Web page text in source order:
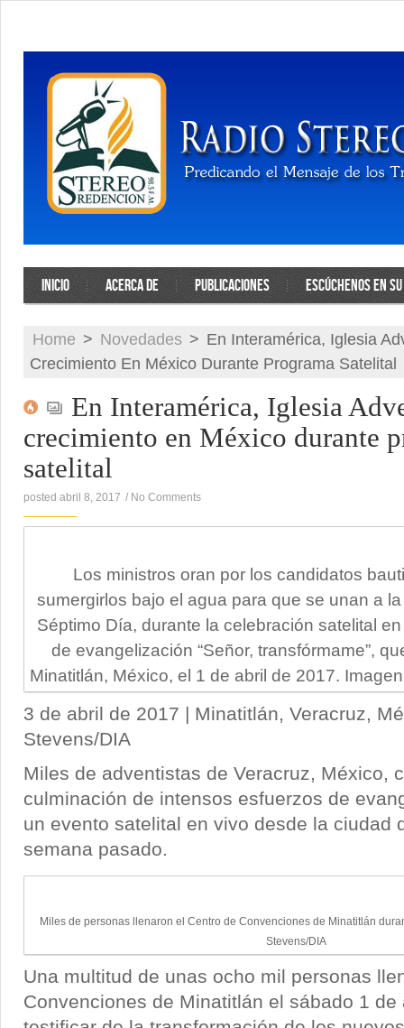
INICIO ACERCA DE PUBLICACIONES ESCÚCHENOS EN
Home > Novedades > En Interamérica, Iglesia
Crecimiento En México Durante Programa Satelital
En Interamérica, Iglesia
crecimiento en México durante
satelital
posted abril 8, 2017 / No Comments
Los ministros oran por los candidatos
sumergirlos bajo el agua para que se unan a
Séptimo Día, durante la celebración satelital
de evangelización “Señor, transfórmame”,
Minatitlán, México, el 1 de abril de 2017.
3 de abril de 2017 | Minatitlán, Veracruz,
Stevens/DIA
Miles de adventistas de Veracruz, México,
culminación de intensos esfuerzos de
un evento satelital en vivo desde la ciudad
semana pasado.
Miles de personas llenaron el Centro de Convenciones de Minatitlán
Stevens/DIA
Una multitud de unas ocho mil personas
Convenciones de Minatitlán el sábado 1 de